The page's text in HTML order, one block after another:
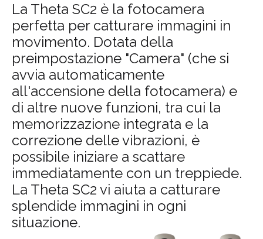
La Theta SC2 è la fotocamera
perfetta per catturare immagini in
movimento. Dotata della
preimpostazione "Camera" (che si
avvia automaticamente
all'accensione della fotocamera) e
di altre nuove funzioni, tra cui la
memorizzazione integrata e la
correzione delle vibrazioni, è
possibile iniziare a scattare
immediatamente con un treppiede.
La Theta SC2 vi aiuta a catturare
splendide immagini in ogni
situazione.